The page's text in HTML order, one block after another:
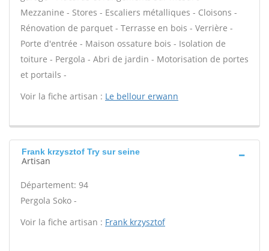
Mezzanine - Stores - Escaliers métalliques - Cloisons -
Rénovation de parquet - Terrasse en bois - Verrière -
Porte d'entrée - Maison ossature bois - Isolation de
toiture - Pergola - Abri de jardin - Motorisation de portes
et portails -
Voir la fiche artisan : Le bellour erwann
Frank krzysztof Try sur seine
Artisan
Département: 94
Pergola Soko -
Voir la fiche artisan : Frank krzysztof